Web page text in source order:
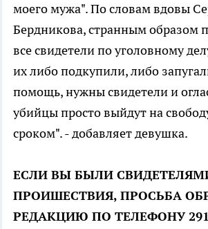
моего мужа". По словам вдовы
Бердникова, странным образом
все свидетели по уголовному
их либо подкупили, либо
помощь, нужны свидетели и
убийцы просто выйдут на
сроком". - добавляет девушка.
ЕСЛИ ВЫ БЫЛИ
ПРОИШЕСТВИЯ, ПРОСЬБА
РЕДАКЦИЮ ПО ТЕЛЕФОНУ